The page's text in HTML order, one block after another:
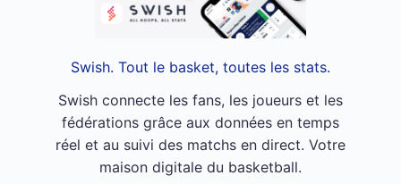
Swish. Tout le basket, toutes les stats.
Swish connecte les fans, les joueurs et les
fédérations grâce aux données en temps
réel et au suivi des matchs en direct. Votre
maison digitale du basketball.